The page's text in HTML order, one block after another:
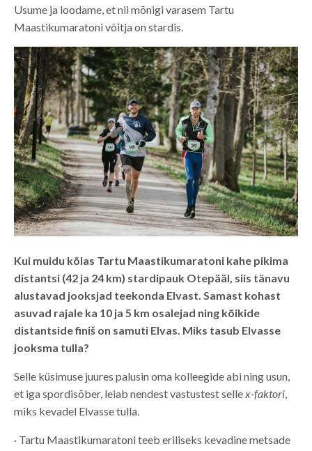
Usume ja loodame, et nii mõnigi varasem Tartu
Maastikumaratoni võitja on stardis.
Kui muidu kõlas Tartu Maastikumaratoni kahe pikima
distantsi (42 ja 24 km) stardipauk Otepääl, siis tänavu
alustavad jooksjad teekonda Elvast. Samast kohast
asuvad rajale ka 10 ja 5 km osalejad ning kõikide
distantside finiš on samuti Elvas. Miks tasub Elvasse
jooksma tulla?
Selle küsimuse juures palusin oma kolleegide abi ning usun,
et iga spordisõber, leiab nendest vastustest selle x-faktori
miks kevadel Elvasse tulla.
· Tartu Maastikumaratoni teeb eriliseks kevadine metsade